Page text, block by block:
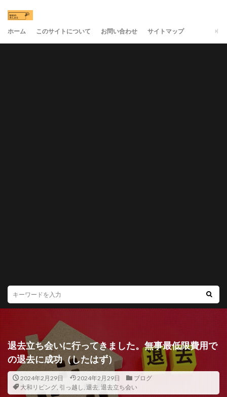
ホーム このサイトについて お問い合わせ サイトマップ
退去立ち会いに行ってきました。無事最低限費用で
の退去に成功（したはず）
2024年2月29日 2024年2月29日
ブログ
大和リビング, 引っ越し, 退去, 退去立ち会い